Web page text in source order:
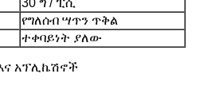
30 ግ / ፒሲ
የግለሰብ ሣጥን ጥቅል
ተቀባይነት ያለው
እና አፕሊኬሽኖች